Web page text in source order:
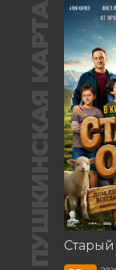
ПУШКИНСКАЯ КАРТА Старый